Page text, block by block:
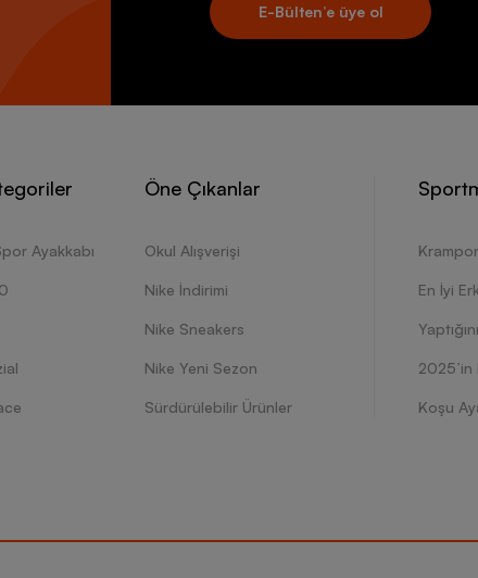
E-Bülten’e üye ol
Ayakkabı
Öne Çıkanlar
Okul Alışverişi
Nike İndirimi
Nike Sneakers
Nike Yeni Sezon
Sürdürülebilir Ürünler
En İyi
2025’in
Koşu